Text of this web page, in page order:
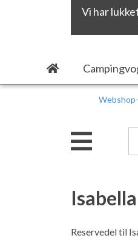
Vi har
Reservedel til